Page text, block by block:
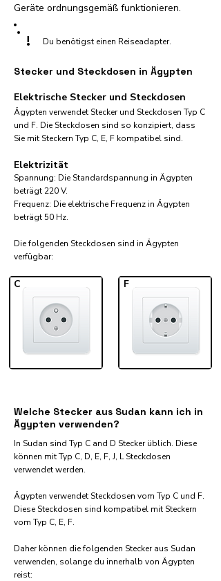
Geräte ordnungsgemäß funktionieren.
! Du benötigst einen Reiseadapter.
Stecker und Steckdosen in Ägypten
Elektrische Stecker und Steckdosen
Ägypten verwendet Stecker und Steckdosen Typ C
und F. Die Steckdosen sind so konzipiert, dass
Sie mit Steckern Typ C, E, F kompatibel sind.
Elektrizität
Spannung: Die Standardspannung in Ägypten
beträgt 220 V.
Frequenz: Die elektrische Frequenz in Ägypten
beträgt 50 Hz.
Die folgenden Steckdosen sind in Ägypten
verfügbar:​
C F
Welche Stecker aus Sudan kann ich in
Ägypten verwenden?
In Sudan sind Typ C and D Stecker üblich. Diese
können mit Typ C, D, E, F, J, L Steckdosen
verwendet werden.
Ägypten verwendet Steckdosen vom Typ C und F.
Diese Steckdosen sind kompatibel mit Steckern
vom Typ C, E, F.
Daher können die folgenden Stecker aus Sudan
verwenden, solange du innerhalb von Ägypten
reist:​